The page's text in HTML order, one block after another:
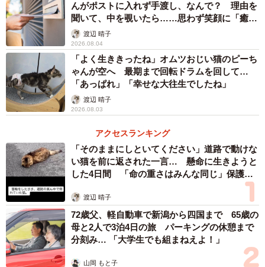
ごはんの時も人がいると近づかず、人がいなくなったら出
てきて食べた。笠松さんたちは、まずは仲良くなろうと思
い、猫じゃらしのおもちゃで遊んだ。子猫たちは、数日す
ると近くでご飯を食べるようになった。
これなら捕まえられると思い、帰宅後夫ともう一度現場に
戻り、捕獲作戦を決行。猫じゃらしのおもちゃで遊び、タ
モで狙うが失敗した。一度失敗するとチビちゃんたちが警
戒したので、その日は断念した。
週末、もう一度夫と現場に行って再度チャレンジ。
「もう７月になっていたので暑かったこともあり、早く保
護してあげなければ、今日絶対に保護するぞと決意しまし
た」
んがポストに入れず手渡し、なんで？ 理由を
聞いて、中を覗いたら……思わず笑顔に「癒し
ですね」
渡辺 晴子
2026.08.04
「よく生ききったね」オムツおじい猫のピーち
ゃんが空へ 最期まで回転ドラムを回して…
「あっぱれ」「幸せな大往生でしたね」
渡辺 晴子
2026.08.03
アクセスランキング
「そのままにしといてください」道路で動けな
い猫を前に返された一言… 懸命に生きようと
した4日間 「命の重さはみんな同じ」保護団
渡辺 晴子
72歳父、軽自動車で新潟から四国まで 65歳の
母と2人で3泊4日の旅 パーキングの休憩まで
分刻み… 「大学生でも組まねえよ！」
山岡 もと子